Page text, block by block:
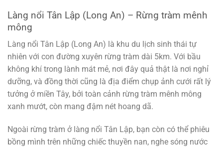
Làng nổi Tân Lập (Long An) – Rừng tràm mênh
mông
Làng nổi Tân Lập (Long An) là khu du lịch sinh thái tự
nhiên với con đường xuyên rừng tràm dài 5km. Với bầu
không khí trong lành mát mẻ, nơi đây quả thật là nơi nghỉ
dưỡng, và đồng thời cũng là địa điểm chụp ảnh cưới rất lý
tưởng ở miền Tây, bởi toàn cảnh rừng tràm mênh mông
xanh mướt, còn mang đậm nét hoang dã.
Ngoài rừng tràm ở làng nổi Tân Lập, bạn còn có thể phiêu
bồng mình trên những chiếc thuyền nan, nghe sóng nước